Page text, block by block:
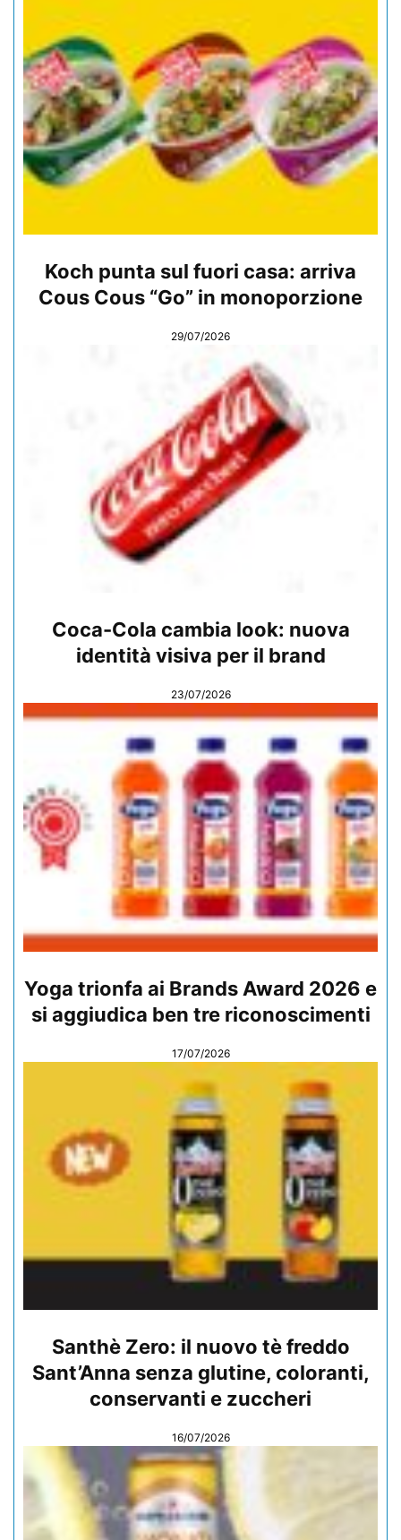
Koch punta sul fuori casa: arriva
Cous Cous “Go” in monoporzione
29/07/2026
Coca-Cola cambia look: nuova
identità visiva per il brand
23/07/2026
Yoga trionfa ai Brands Award 2026 e
si aggiudica ben tre riconoscimenti
17/07/2026
Santhè Zero: il nuovo tè freddo
Sant’Anna senza glutine, coloranti,
conservanti e zuccheri
16/07/2026